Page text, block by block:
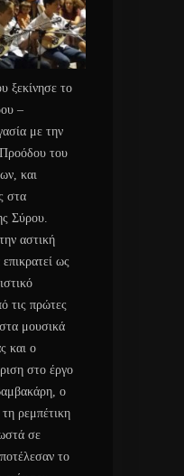
ξεκίνησε το
–
με την
Προόδου του
και
στα
Σύρου.
αστική
ως
τις πρώτες
μουσικά
και ο
στο έργο
ο
ρεμπέτικη
σε
το